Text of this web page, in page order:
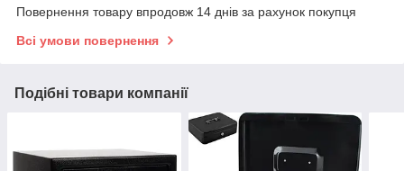
Повернення товару впродовж 14 днів за рахунок покупця
Всі умови повернення
Подібні товари компанії